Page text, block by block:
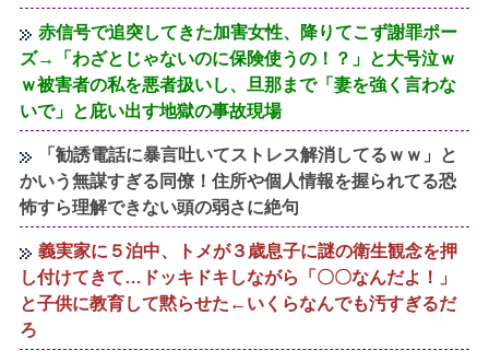
赤信号で追突してきた加害女性、降りてこず謝罪ポー
ズ→「わざとじゃないのに保険使うの！？」と大号泣ｗ
ｗ被害者の私を悪者扱いし、旦那まで「妻を強く言わな
いで」と庇い出す地獄の事故現場
「勧誘電話に暴言吐いてストレス解消してるｗｗ」と
かいう無謀すぎる同僚！住所や個人情報を握られてる恐
怖すら理解できない頭の弱さに絶句
義実家に５泊中、トメが３歳息子に謎の衛生観念を押
し付けてきて…ドッキドキしながら「〇〇なんだよ！」
と子供に教育して黙らせた←いくらなんでも汚すぎるだ
ろ